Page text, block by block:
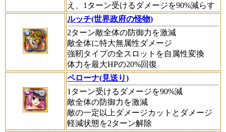
え、1ターン受けるダメージを90%減らす
ルッチ(世界政府の怪物)
2ターン敵全体の防御力を激減
敵全体に特大無属性ダメージ
強靭タイプの全スロットを自属性変換
体力を最大HPの20%回復
ペローナ(見送り)
1ターン受けるダメージを90%減
敵全体の防御力を激減
敵の一定以上ダメージカットとダメージ
軽減状態を2ターン解除